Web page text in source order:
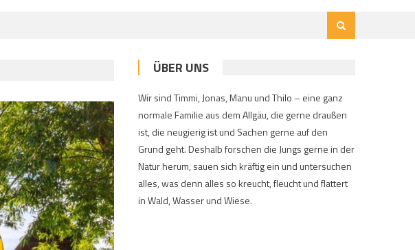
ÜBER UNS
Wir sind Timmi, Jonas, Manu und Thilo – eine ganz
normale Familie aus dem Allgäu, die gerne draußen
ist, die neugierig ist und Sachen gerne auf den
Grund geht. Deshalb forschen die Jungs gerne in der
Natur herum, sauen sich kräftig ein und untersuchen
alles, was denn alles so kreucht, fleucht und flattert
in Wald, Wasser und Wiese.